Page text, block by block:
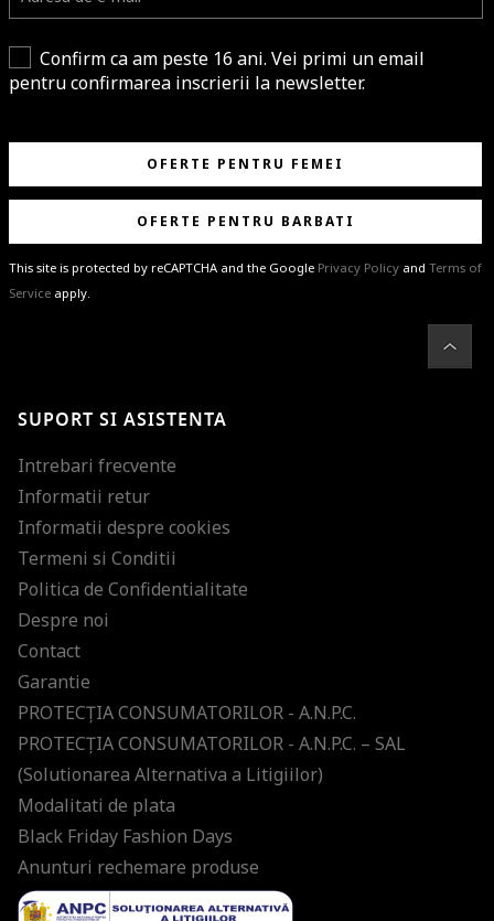
Confirm ca am peste 16 ani. Vei primi un email
pentru confirmarea inscrierii la newsletter.
OFERTE PENTRU FEMEI
OFERTE PENTRU BARBATI
This site is protected by reCAPTCHA and the Google Privacy Policy and Terms of
Service apply.
ultimele tendinte in moda!
SUPORT SI ASISTENTA
Intrebari frecvente
Informatii retur
Informatii despre cookies
Termeni si Conditii
Politica de Confidentialitate
Despre noi
Contact
Garantie
PROTECŢIA CONSUMATORILOR - A.N.P.C.
PROTECŢIA CONSUMATORILOR - A.N.P.C. – SAL
(Solutionarea Alternativa a Litigiilor)
Modalitati de plata
Black Friday Fashion Days
Anunturi rechemare produse